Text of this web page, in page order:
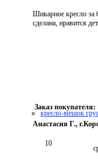
Шикарное кресло за
сделана, нравится
Заказ покупателя:
кресло-мешок
Анастасия Г.,
10